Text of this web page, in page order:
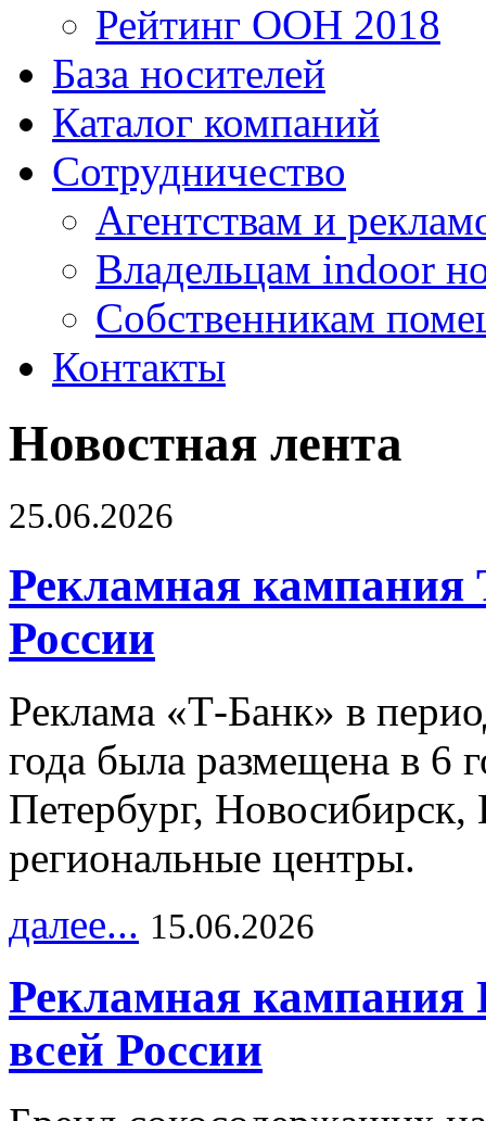
Рейтинг OOH 2018
База носителей
Каталог компаний
Сотрудничество
Агентствам и
Владельцам indoor
Собственникам
Контакты
Новостная лента
25.06.2026
Рекламная кампания
России
Реклама «Т-Банк» в
года была размещена в 6
Петербург,
региональные центры.
далее... 15.06.2026
Рекламная
всей России